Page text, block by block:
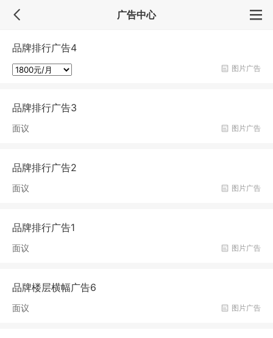
广告中心
品牌排行广告4
图片广告
品牌排行广告3
面议 图片广告
品牌排行广告2
面议 图片广告
品牌排行广告1
面议 图片广告
品牌楼层横幅广告6
面议 图片广告